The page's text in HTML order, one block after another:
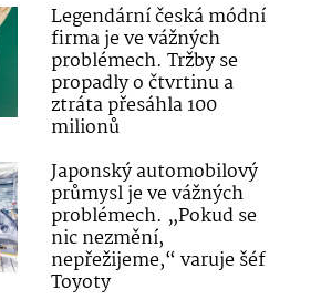
Legendární česká módní
firma je ve vážných
problémech. Tržby se
propadly o čtvrtinu a
ztráta přesáhla 100
milionů
Japonský automobilový
průmysl je ve vážných
problémech. „Pokud se
nic nezmění,
nepřežijeme,“ varuje šéf
Toyoty